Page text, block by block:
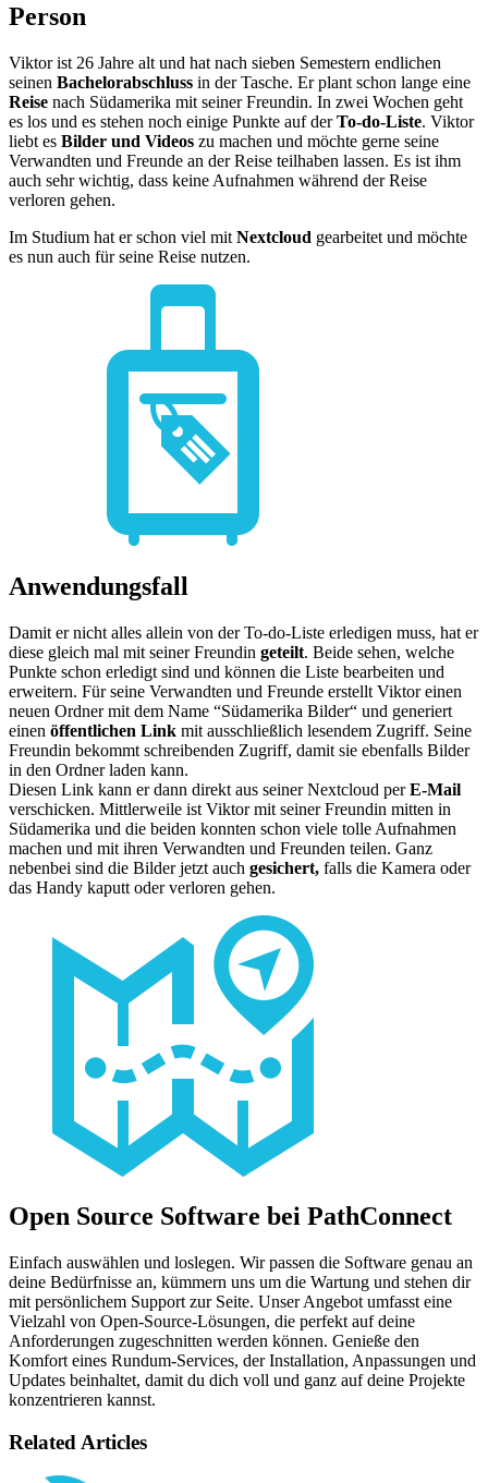
Person
Viktor ist 26 Jahre alt und hat nach sieben Semestern endlichen
seinen Bachelorabschluss in der Tasche. Er plant schon lange eine
Reise nach Südamerika mit seiner Freundin. In zwei Wochen geht
es los und es stehen noch einige Punkte auf derTo-do-Liste. Viktor
liebt es Bilder und Videos zu machen und möchte gerne seine
Verwandten und Freunde an der Reise teilhaben lassen. Es ist ihm
auch sehr wichtig, dass keine Aufnahmen während der Reise
verloren gehen.
Im Studium hat er schon viel mit Nextcloud gearbeitet und möchte
es nun auch für seine Reise nutzen.
Anwendungsfall
Damit er nicht alles allein von der To-do-Liste erledigen muss, hat er
diese gleich mal mit seiner Freundin geteilt. Beide sehen, welche
Punkte schon erledigt sind und können die Liste bearbeiten und
erweitern. Für seine Verwandten und Freunde erstellt Viktor einen
neuen Ordner mit dem Name “Südamerika Bilder“ und generiert
einen öffentlichen Link mit ausschließlich lesendem Zugriff. Seine
Freundin bekommt schreibenden Zugriff, damit sie ebenfalls Bilder
in den Ordner laden kann.
Diesen Link kann er dann direkt aus seiner Nextcloud perE-Mail
verschicken. Mittlerweile ist Viktor mit seiner Freundin mitten in
Südamerika und die beiden konnten schon viele tolle Aufnahmen
machen und mit ihren Verwandten und Freunden teilen. Ganz
nebenbei sind die Bilder jetzt auch gesichert, falls die Kamera oder
das Handy kaputt oder verloren gehen.
Open Source Software bei PathConnect
Einfach auswählen und loslegen. Wir passen die Software genau an
deine Bedürfnisse an, kümmern uns um die Wartung und stehen dir
mit persönlichem Support zur Seite. Unser Angebot umfasst eine
Vielzahl von Open-Source-Lösungen, die perfekt auf deine
Anforderungen zugeschnitten werden können. Genieße den
Komfort eines Rundum-Services, der Installation, Anpassungen und
Updates beinhaltet, damit du dich voll und ganz auf deine Projekte
konzentrieren kannst.
Related Articles